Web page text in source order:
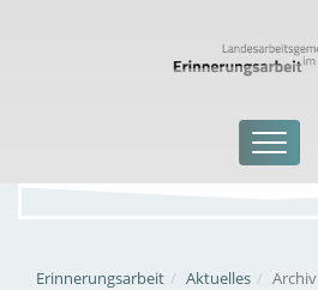
Erinnerungsarbeit Aktuelles Archiv